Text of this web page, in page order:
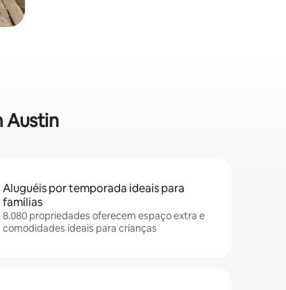
Austin
Aluguéis por temporada ideais para
famílias
8.080 propriedades oferecem espaço extra e
comodidades ideais para crianças